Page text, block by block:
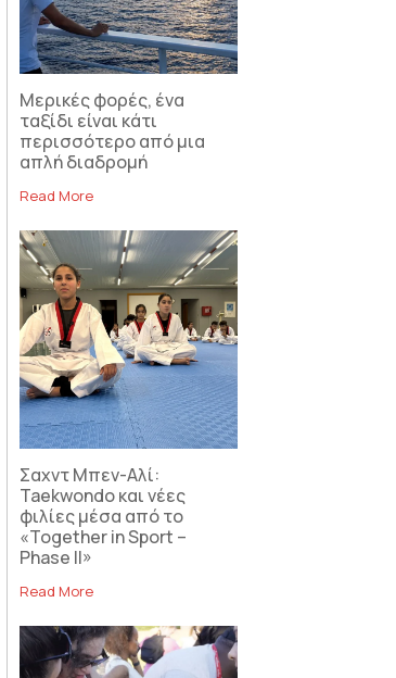
Μερικές φορές, ένα
ταξίδι είναι κάτι
περισσότερο από μια
απλή διαδρομή
Read More
Σαχντ Μπεν-Αλί:
Taekwondo και νέες
φιλίες μέσα από το
«Together in Sport –
Phase II»
Read More